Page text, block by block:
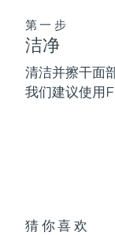
第一步
洁净
清洁并擦干面
我们建议使用
猜你喜欢